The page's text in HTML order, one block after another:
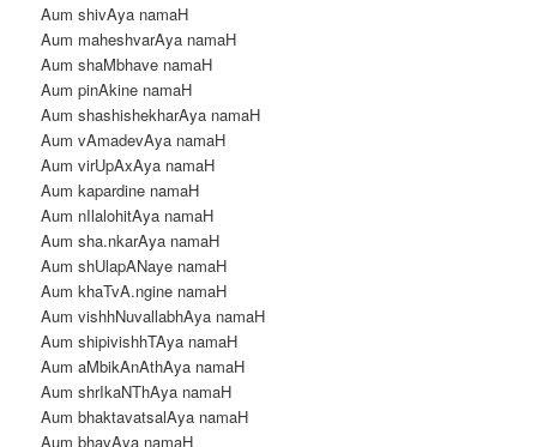
Aum shivAya namaH
Aum maheshvarAya namaH
Aum shaMbhave namaH
Aum pinAkine namaH
Aum shashishekharAya namaH
Aum vAmadevAya namaH
Aum virUpAxAya namaH
Aum kapardine namaH
Aum nIlalohitAya namaH
Aum sha.nkarAya namaH
Aum shUlapANaye namaH
Aum khaTvA.ngine namaH
Aum vishhNuvallabhAya namaH
Aum shipivishhTAya namaH
Aum aMbikAnAthAya namaH
Aum shrIkaNThAya namaH
Aum bhaktavatsalAya namaH
Aum bhavAya namaH